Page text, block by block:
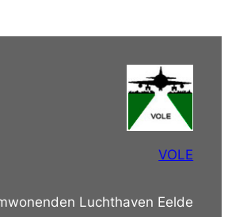
VOLE
Luchthaven Eelde